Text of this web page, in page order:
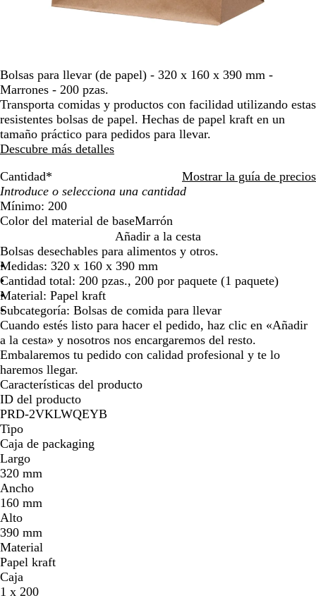
la
imagen
Bolsas para llevar (de papel) - 320 x 160 x 390 mm -
Marrones - 200 pzas.
Transporta comidas y productos con facilidad utilizando estas
resistentes bolsas de papel. Hechas de papel kraft en un
tamaño práctico para pedidos para llevar.
Descubre más detalles
Cantidad* Mostrar la guía de precios
Mínimo: 200
Color del material de baseMarrón
a
r
r
ó
n
Añadir a la cesta
Bolsas desechables para alimentos y otros.
Medidas: 320 x 160 x 390 mm
Cantidad total: 200 pzas., 200 por paquete (1 paquete)
Material: Papel kraft
Subcategoría: Bolsas de comida para llevar
Cuando estés listo para hacer el pedido, haz clic en «Añadir
a la cesta» y nosotros nos encargaremos del resto.
Embalaremos tu pedido con calidad profesional y te lo
haremos llegar.
Características del producto
ID del producto
PRD-2VKLWQEYB
Tipo
Caja de packaging
Largo
320 mm
Ancho
160 mm
Alto
390 mm
Material
Papel kraft
Caja
1 x 200